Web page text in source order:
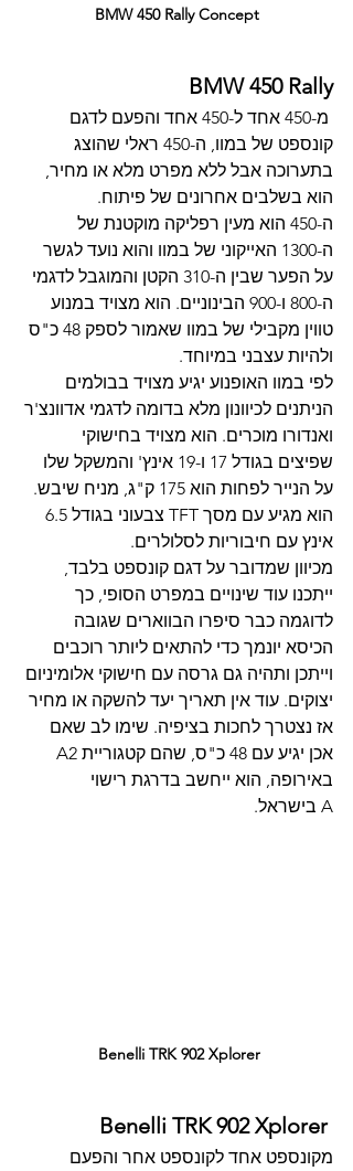
BMW 450 Rally Concept
BMW 450 Rally
מ-450 אחד ל-450 אחד והפעם לדגם
קונספט של במוו, ה-450 ראלי שהוצג
בתערוכה אבל ללא מפרט מלא או מחיר,
הוא בשלבים אחרונים של פיתוח.
ה-450 הוא מעין רפליקה מוקטנת של
ה-1300 האייקוני של במוו והוא נועד לגשר
על הפער שבין ה-310 הקטן והמוגבל לדגמי
ה-800 ו-900 הבינוניים. הוא מצויד במנוע
טווין מקבילי של במוו שאמור לספק 48 כ"ס
ולהיות עצבני במיוחד.
לפי במוו האופנוע יגיע מצויד בבולמים
הניתנים לכיוונון מלא בדומה לדגמי אדוונצ'ר
ואנדורו מוכרים. הוא מצויד בחישוקי
שפיצים בגודל 17 ו-19 אינץ' והמשקל שלו
על הנייר לפחות הוא 175 ק"ג, מניח שיבש.
אינץ עם חיבוריות לסלולרים.
מכיוון שמדובר על דגם קונספט בלבד,
ייתכנו עוד שינויים במפרט הסופי, כך
לדוגמה כבר סיפרו הבווארים שגובה
הכיסא יונמך כדי להתאים ליותר רוכבים
וייתכן ותהיה גם גרסה עם חישוקי אלומיניום
יצוקים. עוד אין תאריך יעד להשקה או מחיר
אז נצטרך לחכות בציפיה. שימו לב שאם
באירופה, הוא ייחשב בדרגת רישוי
A בישראל.
Benelli TRK 902 Xplorer
Benelli TRK 902 Xplorer
מקונספט אחד לקונספט אחר והפעם